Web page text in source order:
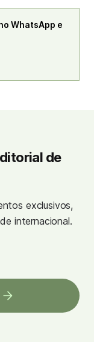
WhatsApp e
de
exclusivos,
internacional.